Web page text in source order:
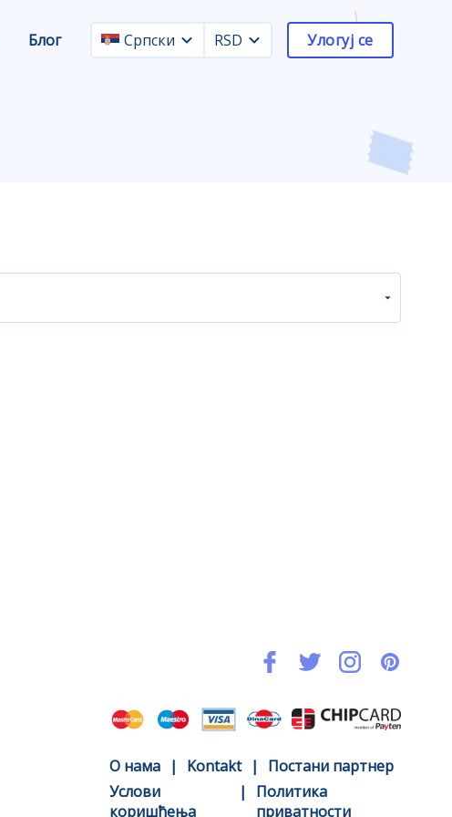
Блог Српски RSD Улогуј се
O нама | Kontakt |
Постани партнер
Услови
коришћења
|
Политика
приватности